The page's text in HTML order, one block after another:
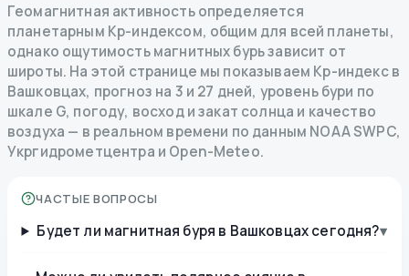
Геомагнитная активность определяется
планетарным Kp-индексом, общим для всей планеты,
однако ощутимость магнитных бурь зависит от
широты. На этой странице мы показываем Kp-индекс в
Вашковцах, прогноз на 3 и 27 дней, уровень бури по
шкале G, погоду, восход и закат солнца и качество
воздуха — в реальном времени по данным NOAA SWPC,
Укргидрометцентра и Open-Meteo.
ЧАСТЫЕ ВОПРОСЫ
Будет ли магнитная буря в Вашковцах сегодня?▾